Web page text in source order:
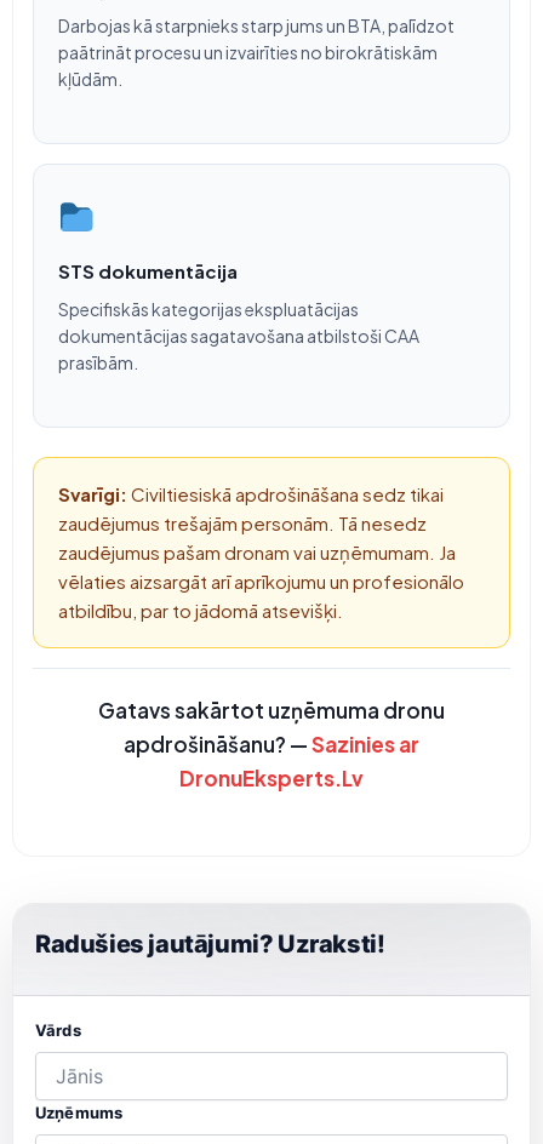
Darbojas kā starpnieks starp jums un BTA, palīdzot
paātrināt procesu un izvairīties no birokrātiskām
kļūdām.
STS dokumentācija
Specifiskās kategorijas ekspluatācijas
dokumentācijas sagatavošana atbilstoši CAA
prasībām.
Svarīgi: Civiltiesiskā apdrošināšana sedz tikai
zaudējumus trešajām personām. Tā nesedz
zaudējumus pašam dronam vai uzņēmumam. Ja
vēlaties aizsargāt arī aprīkojumu un profesionālo
atbildību, par to jādomā atsevišķi.
Gatavs sakārtot uzņēmuma dronu
apdrošināšanu? —Sazinies ar
DronuEksperts.Lv
Radušies jautājumi? Uzraksti!
Vārds
Uzņēmums